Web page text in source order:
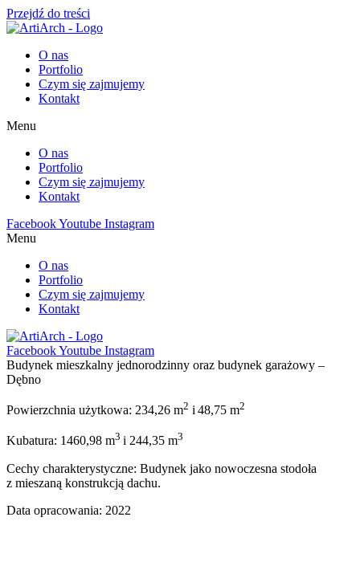
Przejdź do treści
O nas
Portfolio
Czym się zajmujemy
Kontakt
Menu
O nas
Portfolio
Czym się zajmujemy
Kontakt
FacebookYoutube Instagram
Menu
O nas
Portfolio
Czym się zajmujemy
Kontakt
FacebookYoutube Instagram
Budynek mieszkalny jednorodzinny oraz budynek garażowy –
Dębno
Powierzchnia użytkowa: 234,26 m2 i 48,75 m2
Kubatura: 1460,98 m3 i 244,35 m3
Cechy charakterystyczne: Budynek jako nowoczesna stodoła
z mieszaną konstrukcją dachu.
Data opracowania: 2022